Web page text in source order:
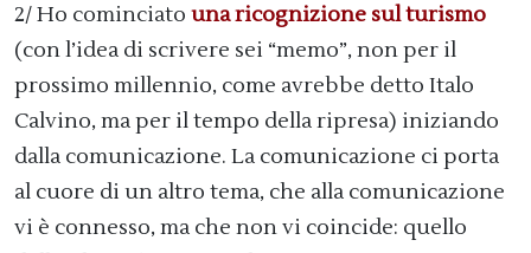
2/ Ho cominciato una ricognizione sul turismo
(con l’idea di scrivere sei “memo”, non per il
prossimo millennio, come avrebbe detto Italo
Calvino, ma per il tempo della ripresa) iniziando
dalla comunicazione. La comunicazione ci porta
al cuore di un altro tema, che alla comunicazione
vi è connesso, ma che non vi coincide: quello